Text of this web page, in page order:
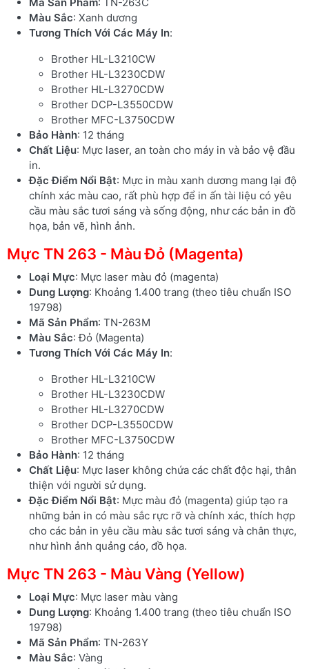
Màu Sắc: Xanh dương
Tương Thích Với Các Máy In:
Brother HL-L3210CW
Brother HL-L3230CDW
Brother HL-L3270CDW
Brother DCP-L3550CDW
Brother MFC-L3750CDW
Bảo Hành: 12 tháng
Chất Liệu: Mực laser, an toàn cho máy in và bảo vệ đầu
in.
Đặc Điểm Nổi Bật: Mực in màu xanh dương mang lại độ
chính xác màu cao, rất phù hợp để in ấn tài liệu có yêu
cầu màu sắc tươi sáng và sống động, như các bản in đồ
họa, bản vẽ, hình ảnh.
Mực TN 263 - Màu Đỏ (Magenta)
Loại Mực: Mực laser màu đỏ (magenta)
Dung Lượng: Khoảng 1.400 trang (theo tiêu chuẩn ISO
19798)
Mã Sản Phẩm: TN-263M
Màu Sắc: Đỏ (Magenta)
Tương Thích Với Các Máy In:
Brother HL-L3210CW
Brother HL-L3230CDW
Brother HL-L3270CDW
Brother DCP-L3550CDW
Brother MFC-L3750CDW
Bảo Hành: 12 tháng
Chất Liệu: Mực laser không chứa các chất độc hại, thân
thiện với người sử dụng.
Đặc Điểm Nổi Bật: Mực màu đỏ (magenta) giúp tạo ra
những bản in có màu sắc rực rỡ và chính xác, thích hợp
cho các bản in yêu cầu màu sắc tươi sáng và chân thực,
như hình ảnh quảng cáo, đồ họa.
Mực TN 263 - Màu Vàng (Yellow)
Loại Mực: Mực laser màu vàng
Dung Lượng: Khoảng 1.400 trang (theo tiêu chuẩn ISO
19798)
Mã Sản Phẩm: TN-263Y
Màu Sắc: Vàng